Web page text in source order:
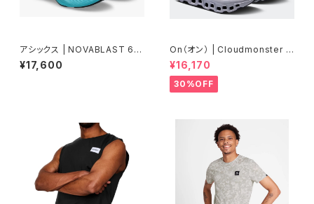
アシックス | NOVABLAST 6 |
ENERGYAQUA/ WHITE | Me
n
¥17,600
On（オン） | Cloudmonster |
Alloy/Silver | Men
¥16,170
30%OFF